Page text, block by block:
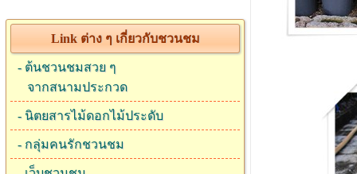
Link ต่าง ๆ เกี่ยวกับชวนชม
- ต้นชวนชมสวย ๆ
จากสนามประกวด
- นิตยสารไม้ดอกไม้ประดับ
- กลุ่มคนรักชวนชม